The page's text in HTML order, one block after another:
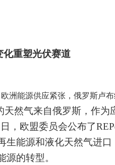
化重塑光伏赛道
洲能源供应紧张，俄罗斯卢
天然气来自俄罗斯，作
，欧盟委员会公布了
生能源和液化天然气进
源的转型。